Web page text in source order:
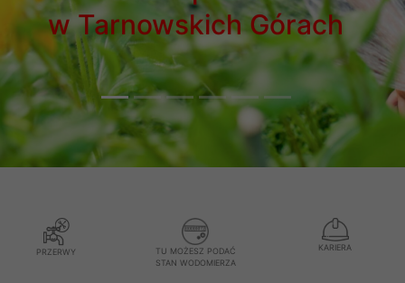
dbamy o jakość
PRZERWY
TU MOŻESZ PODAĆ
STAN WODOMIERZA
KARIERA